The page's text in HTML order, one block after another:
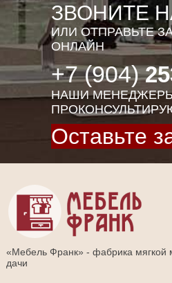
ЗВОНИТЕ
ИЛИ ОТПРАВЬТЕ
ОНЛАЙН
+7 (904)
НАШИ
Оставьте
«Мебель Франк» - фабрика мягкой
дачи